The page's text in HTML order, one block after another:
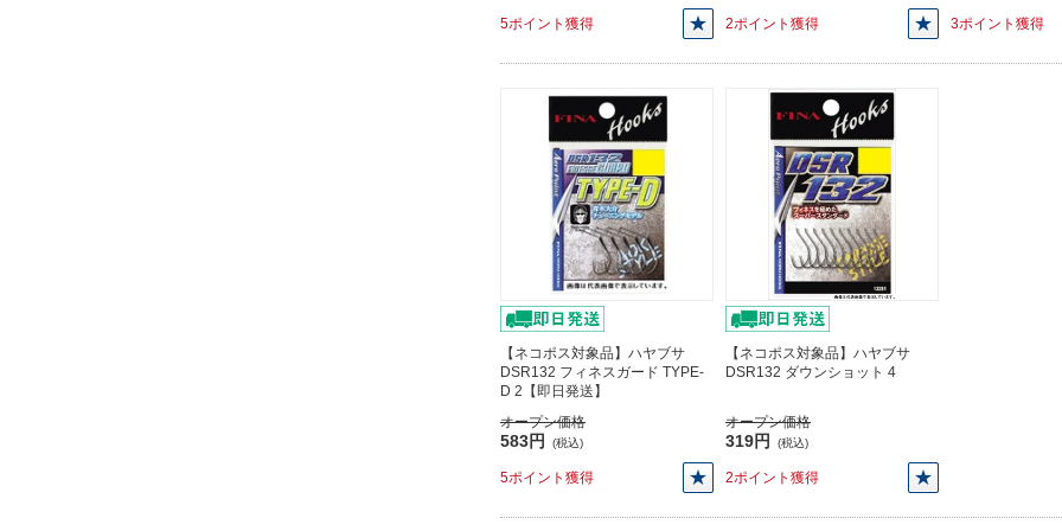
5ポイント獲得 2ポイント獲得 3ポイント獲得
【ネコポス対象品】ハヤブサ
DSR132 フィネスガード TYPE-
D 2【即日発送】
オープン価格
583円 (税込)
5ポイント獲得
【ネコポス対象品】ハヤブサ
DSR132 ダウンショット 4
オープン価格
319円 (税込)
2ポイント獲得